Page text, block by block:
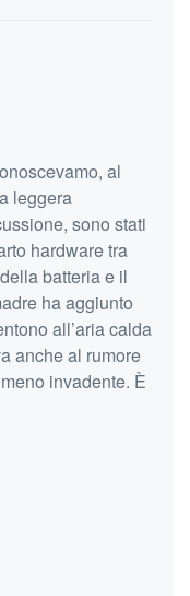
al
leggera
sono stati
hardware tra
batteria e il
ha aggiunto
all’aria calda
anche al rumore
invadente. È